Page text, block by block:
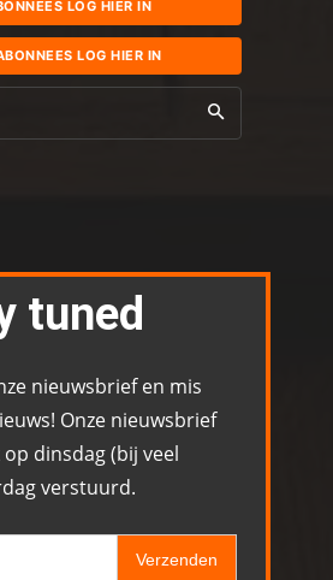
LOG HIER IN
LOG HIER IN
tuned
nieuwsbrief en mis
Onze nieuwsbrief
dinsdag (bij veel
verstuurd.
Verzenden